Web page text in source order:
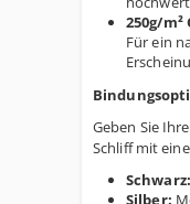
250g/
Für ein
Geben Sie
Schliff mit
Schwarz:
Silber: